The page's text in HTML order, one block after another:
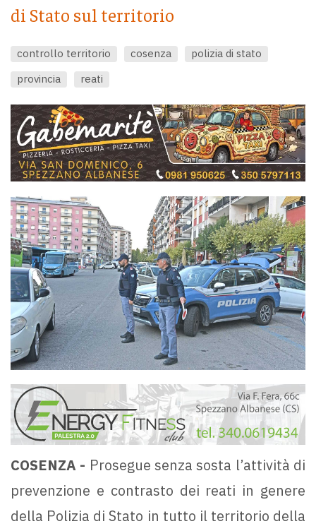
di Stato sul territorio
controllo territorio cosenza
polizia di stato
provincia
reati
COSENZA - Prosegue senza sosta l’attività di
prevenzione e contrasto dei reati in genere
della Polizia di Stato in tutto il territorio della